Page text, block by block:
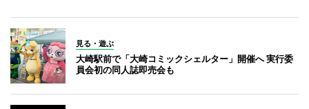
見る・遊ぶ
大崎駅前で「大崎コミックシェルター」開催へ 実行委
員会初の同人誌即売会も